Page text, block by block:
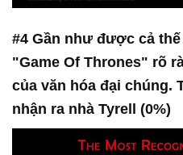
#4 Gần như được cả
"Game Of Thrones" rõ
của văn hóa đại chúng.
nhận ra nhà Tyrell (0%)